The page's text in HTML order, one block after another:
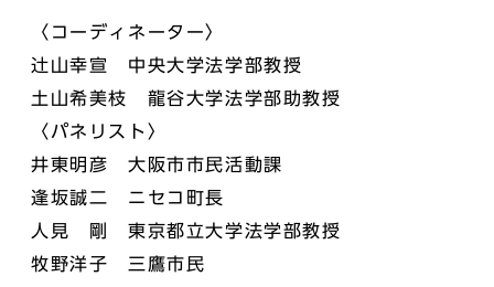
〈コーディネーター〉
辻山幸宣 中央大学法学部教授
土山希美枝 龍谷大学法学部助教授
〈パネリスト〉
井東明彦 大阪市市民活動課
逢坂誠二 ニセコ町長
人見 剛 東京都立大学法学部教授
牧野洋子 三鷹市民